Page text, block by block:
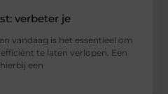
verbeter je
vandaag is het essentieel om
te laten verlopen. Een
een